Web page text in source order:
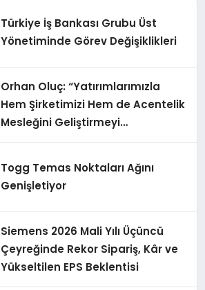
Türkiye İş Bankası Grubu Üst
Yönetiminde Görev Değişiklikleri
Orhan Oluç: “Yatırımlarımızla
Hem Şirketimizi Hem de Acentelik
Mesleğini Geliştirmeyi
Hedefliyoruz”
Togg Temas Noktaları Ağını
Genişletiyor
Siemens 2026 Mali Yılı Üçüncü
Çeyreğinde Rekor Sipariş, Kâr ve
Yükseltilen EPS Beklentisi